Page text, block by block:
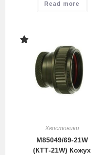
Read more
Хвостовики
M85049/69-21W
(КТТ-21W) Кожух